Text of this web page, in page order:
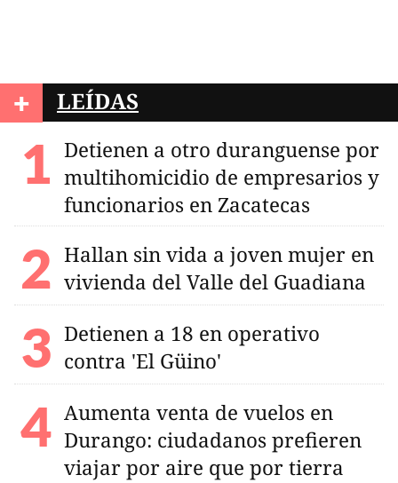
+ LEÍDAS
Detienen a otro duranguense por
multihomicidio de empresarios y
funcionarios en Zacatecas
Hallan sin vida a joven mujer en
vivienda del Valle del Guadiana
Detienen a 18 en operativo
contra 'El Güino'
Aumenta venta de vuelos en
Durango: ciudadanos prefieren
viajar por aire que por tierra